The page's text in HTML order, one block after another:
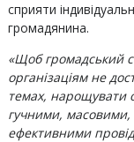
сприяти
громадянина.
«Щоб громадський
організаціям не
темах, нарощувати
гучними,
ефективними